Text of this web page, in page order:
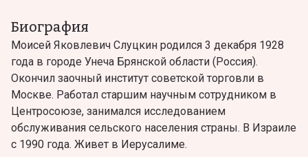
Биография
Моисей Яковлевич Слуцкин родился 3 декабря 1928
года в городе Унеча Брянской области (Россия).
Окончил заочный институт советской торговли в
Москве. Работал старшим научным сотрудником в
Центросоюзе, занимался исследованием
обслуживания сельского населения страны. В Израиле
с 1990 года. Живет в Иерусалиме.